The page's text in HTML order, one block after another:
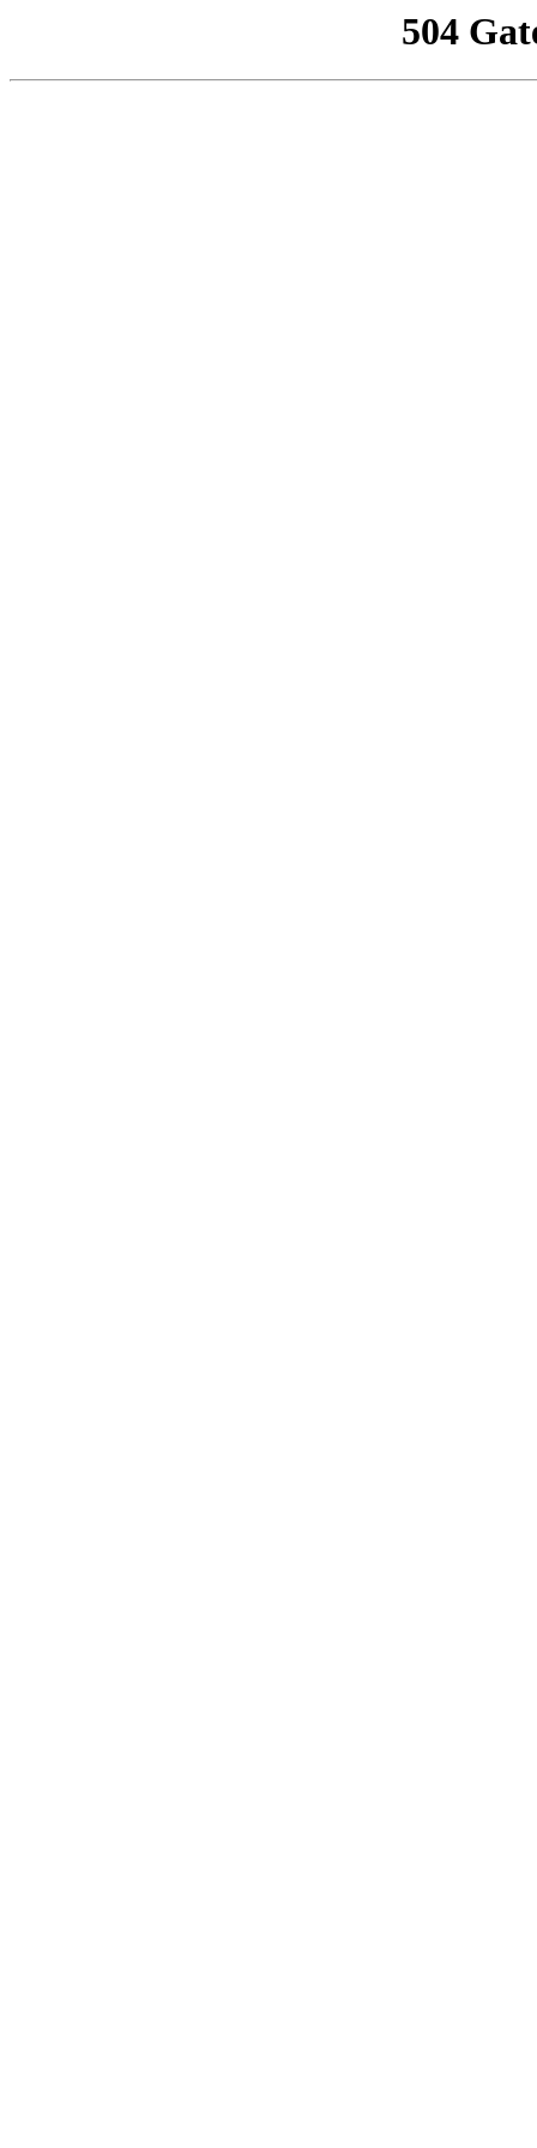
504